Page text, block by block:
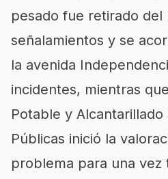
pesado fue retirado del
señalamientos y se
la avenida
incidentes, mientras
Potable y
Públicas inició la
problema para una vez